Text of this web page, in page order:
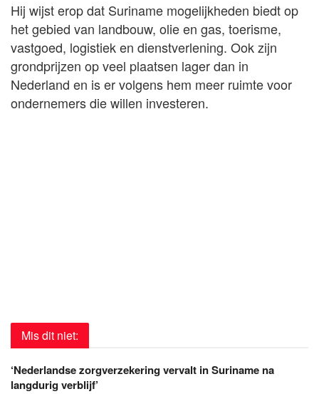
Hij wijst erop dat Suriname mogelijkheden biedt op
het gebied van landbouw, olie en gas, toerisme,
vastgoed, logistiek en dienstverlening. Ook zijn
grondprijzen op veel plaatsen lager dan in
Nederland en is er volgens hem meer ruimte voor
ondernemers die willen investeren.
Mis dit niet:
‘Nederlandse zorgverzekering vervalt in Suriname na
langdurig verblijf’